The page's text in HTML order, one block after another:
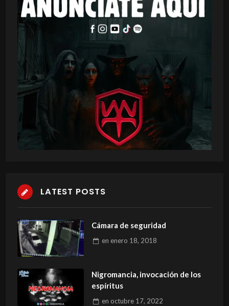
LATEST POSTS
Cámara de seguridad
en enero 18, 2018
Nigromancia, invocación de los
espíritus
en octubre 17, 2022